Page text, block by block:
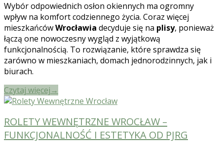
Wybór odpowiednich osłon okiennych ma ogromny
wpływ na komfort codziennego życia. Coraz więcej
mieszkańcówWrocławia decyduje się na plisy, ponieważ
łączą one nowoczesny wygląd z wyjątkową
funkcjonalnością. To rozwiązanie, które sprawdza się
zarówno w mieszkaniach, domach jednorodzinnych, jak i
biurach.
Czytaj więcej→
ROLETY WEWNĘTRZNE WROCŁAW –
FUNKCJONALNOŚĆ I ESTETYKA OD PJRG